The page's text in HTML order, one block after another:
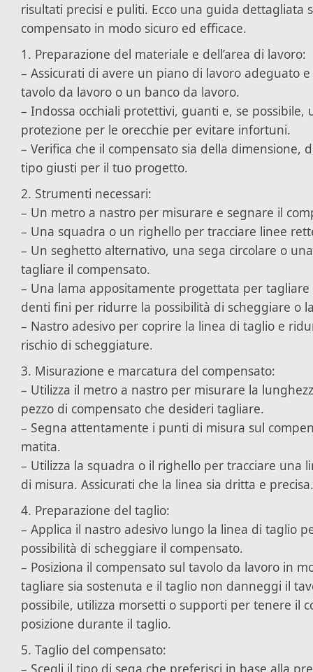
risultati precisi e puliti. Ecco una guida dettagliata
compensato in modo sicuro ed efficace.
1. Preparazione del materiale e dell’area di lavoro:
– Assicurati di avere un piano di lavoro adeguato
tavolo da lavoro o un banco da lavoro.
– Indossa occhiali protettivi, guanti e, se possibile,
protezione per le orecchie per evitare infortuni.
– Verifica che il compensato sia della dimensione,
tipo giusti per il tuo progetto.
2. Strumenti necessari:
– Un metro a nastro per misurare e segnare il
– Una squadra o un righello per tracciare linee
– Un seghetto alternativo, una sega circolare o
tagliare il compensato.
– Una lama appositamente progettata per tagliare
denti fini per ridurre la possibilità di scheggiare o
– Nastro adesivo per coprire la linea di taglio e
rischio di scheggiature.
3. Misurazione e marcatura del compensato:
– Utilizza il metro a nastro per misurare la
pezzo di compensato che desideri tagliare.
– Segna attentamente i punti di misura sul
matita.
– Utilizza la squadra o il righello per tracciare una
di misura. Assicurati che la linea sia dritta e precisa.
4. Preparazione del taglio:
– Applica il nastro adesivo lungo la linea di taglio
possibilità di scheggiare il compensato.
– Posiziona il compensato sul tavolo da lavoro in
tagliare sia sostenuta e il taglio non danneggi il
possibile, utilizza morsetti o supporti per tenere il
posizione durante il taglio.
5. Taglio del compensato: